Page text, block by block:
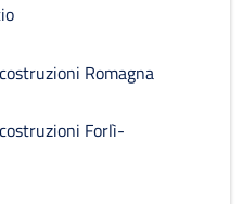
Romagna
Forlì-